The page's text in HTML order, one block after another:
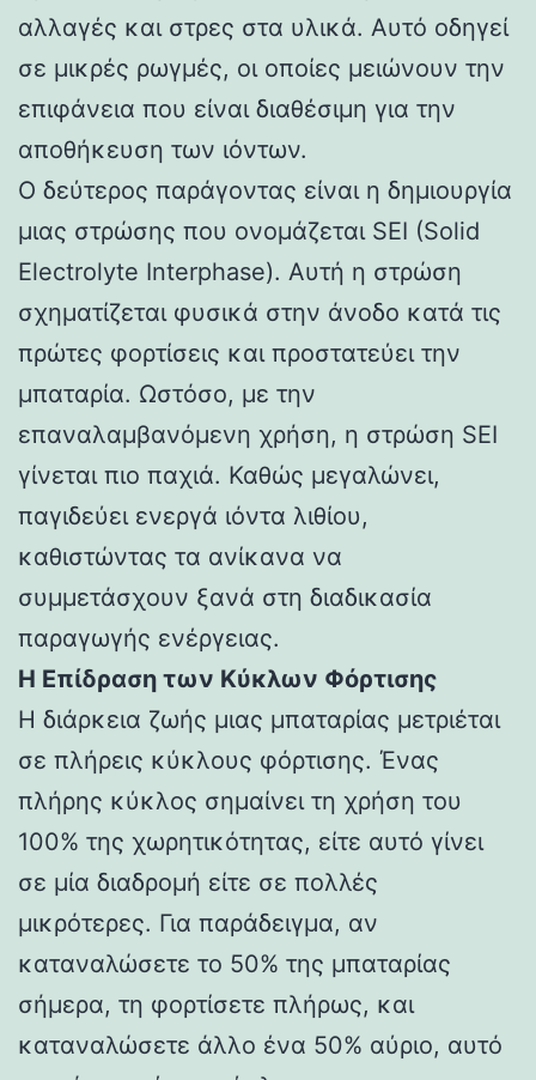
αλλαγές και στρες στα υλικά. Αυτό οδηγεί
σε μικρές ρωγμές, οι οποίες μειώνουν την
επιφάνεια που είναι διαθέσιμη για την
αποθήκευση των ιόντων.
Ο δεύτερος παράγοντας είναι η δημιουργία
μιας στρώσης που ονομάζεται SEI (Solid
Electrolyte Interphase). Αυτή η στρώση
σχηματίζεται φυσικά στην άνοδο κατά τις
πρώτες φορτίσεις και προστατεύει την
μπαταρία. Ωστόσο, με την
επαναλαμβανόμενη χρήση, η στρώση SEI
γίνεται πιο παχιά. Καθώς μεγαλώνει,
παγιδεύει ενεργά ιόντα λιθίου,
καθιστώντας τα ανίκανα να
συμμετάσχουν ξανά στη διαδικασία
παραγωγής ενέργειας.
Η Επίδραση των Κύκλων Φόρτισης
Η διάρκεια ζωής μιας μπαταρίας μετριέται
σε πλήρεις κύκλους φόρτισης. Ένας
πλήρης κύκλος σημαίνει τη χρήση του
100% της χωρητικότητας, είτε αυτό γίνει
σε μία διαδρομή είτε σε πολλές
μικρότερες. Για παράδειγμα, αν
καταναλώσετε το 50% της μπαταρίας
σήμερα, τη φορτίσετε πλήρως, και
καταναλώσετε άλλο ένα 50% αύριο, αυτό